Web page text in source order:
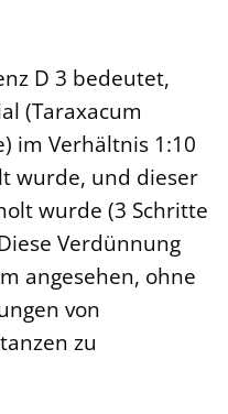
D 3 bedeutet,
(Taraxacum
im Verhältnis 1:10
wurde, und dieser
wurde (3 Schritte
Verdünnung
angesehen, ohne
von
zu